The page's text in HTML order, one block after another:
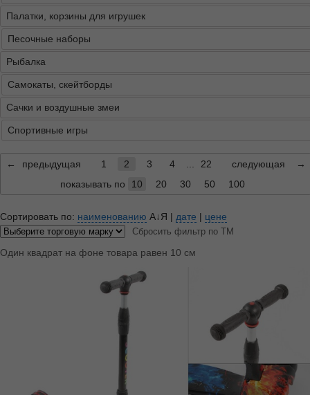
Палатки, корзины для игрушек
Песочные наборы
Рыбалка
Самокаты, скейтборды
Сачки и воздушные змеи
Спортивные игры
← предыдущая 1 2 3 4 22 следующая
→
показывать по
10 20 30 50 100
Сортировать по: наименованию А↓Я | дате | цене
Сбросить фильтр по ТМ
Один квадрат на фоне товара равен 10 см